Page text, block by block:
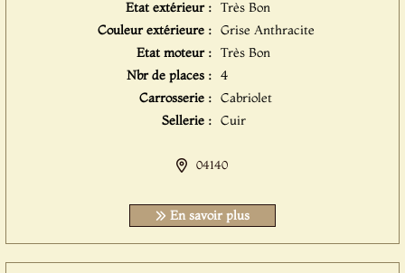
Etat extérieur : Très Bon
Couleur extérieure : Grise Anthracite
Etat moteur : Très Bon
Nbr de places : 4
Carrosserie : Cabriolet
Sellerie : Cuir
04140
En savoir plus